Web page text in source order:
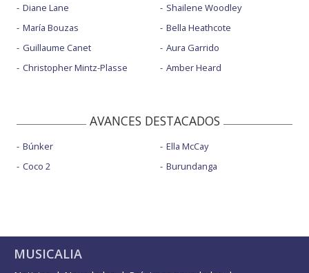
Diane Lane
María Bouzas
Guillaume Canet
Christopher Mintz-Plasse
Shailene Woodley
Bella Heathcote
Aura Garrido
Amber Heard
AVANCES DESTACADOS
Búnker
Coco 2
Ella McCay
Burundanga
MUSICALIA